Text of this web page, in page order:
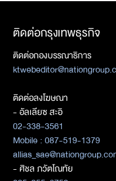
ติดต่อกรุงเทพธุรกิจ
ติดต่อกองบรรณาธิการ
ติดต่อลงโฆษณา
- อัลเลียซ สะอิ
02-338-3561
Mobile : 087-519-1379
- ศิชล ภวัตโณทัย